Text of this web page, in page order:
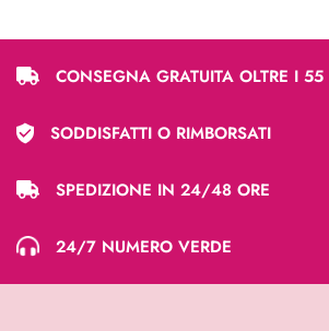
CONSEGNA GRATUITA OLTRE I 55
SODDISFATTI O RIMBORSATI
SPEDIZIONE IN 24/48 ORE
24/7 NUMERO VERDE